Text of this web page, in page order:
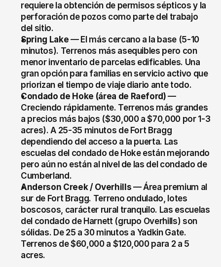
requiere la obtención de permisos sépticos y la
perforación de pozos como parte del trabajo
del sitio.
Spring Lake — El más cercano a la base (5-10
minutos). Terrenos más asequibles pero con
menor inventario de parcelas edificables. Una
gran opción para familias en servicio activo que
priorizan el tiempo de viaje diario ante todo.
Condado de Hoke (área de Raeford) —
Creciendo rápidamente. Terrenos más grandes
a precios más bajos ($30,000 a $70,000 por 1-3
acres). A 25-35 minutos de Fort Bragg
dependiendo del acceso a la puerta. Las
escuelas del condado de Hoke están mejorando
pero aún no están al nivel de las del condado de
Cumberland.
Anderson Creek / Overhills — Área premium al
sur de Fort Bragg. Terreno ondulado, lotes
boscosos, carácter rural tranquilo. Las escuelas
del condado de Harnett (grupo Overhills) son
sólidas. De 25 a 30 minutos a Yadkin Gate.
Terrenos de $60,000 a $120,000 para 2 a 5
acres.